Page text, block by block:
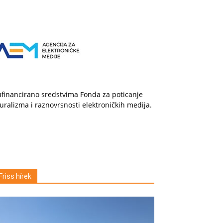
sredstvima Fonda za poticanje
i raznovrsnosti elektroničkih medija.
Friss hírek